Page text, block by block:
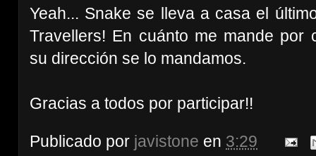
Yeah... Snake se lleva a casa el
Travellers! En cuánto me mande por
su dirección se lo mandamos.
Gracias a todos por participar!!
Publicado por javistone en 3:29